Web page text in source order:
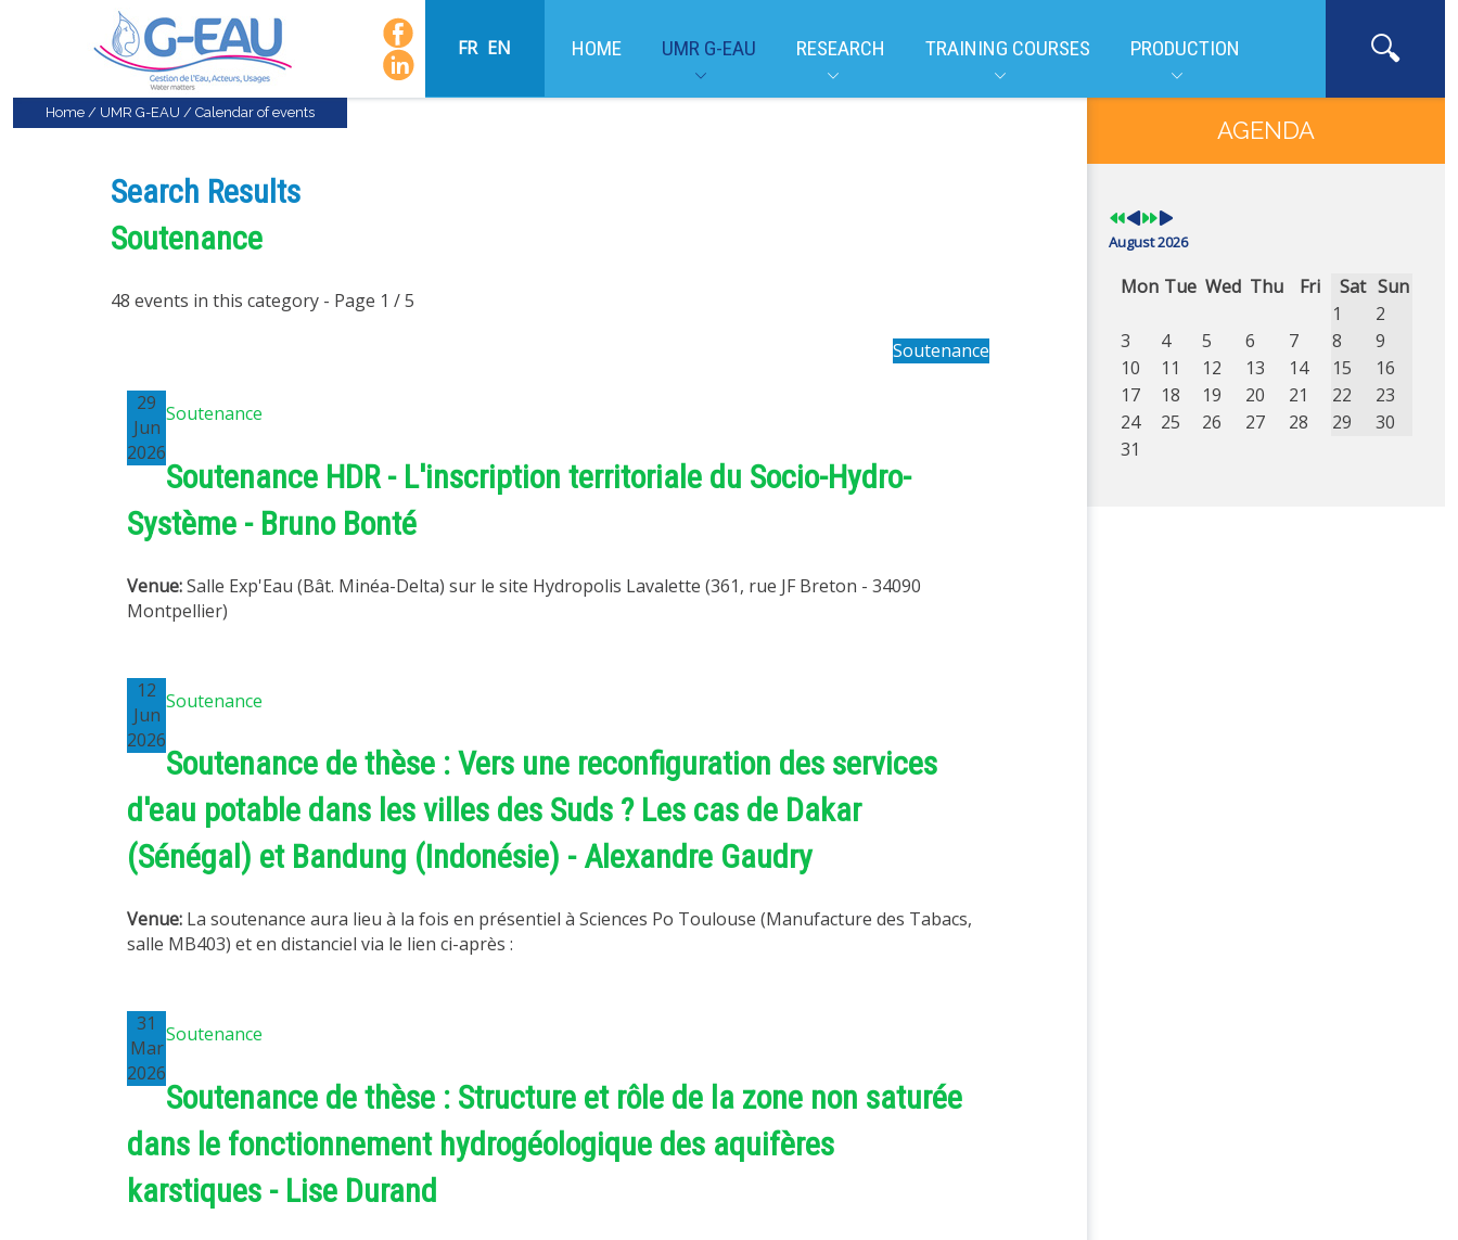
FR EN HOME UMR G-EAU RESEARCH TRAINING COURSES PRODUCTION
Home / UMR G-EAU / Calendar of events
Search Results
Soutenance
48 events in this category - Page 1 / 5
Soutenance
29
Jun
2026
Soutenance
Soutenance HDR - L'inscription territoriale du Socio-Hydro-
Système - Bruno Bonté
Venue:Salle Exp'Eau (Bât. Minéa-Delta) sur le site Hydropolis Lavalette (361, rue JF Breton - 34090
Montpellier)
12
Jun
2026
Soutenance
Soutenance de thèse : Vers une reconfiguration des services
d'eau potable dans les villes des Suds ? Les cas de Dakar
(Sénégal) et Bandung (Indonésie) - Alexandre Gaudry
Venue: La soutenance aura lieu à la fois en présentiel à Sciences Po Toulouse (Manufacture des Tabacs,
salle MB403) et en distanciel via le lien ci-après :
31
Mar
2026
Soutenance
Soutenance de thèse : Structure et rôle de la zone non saturée
dans le fonctionnement hydrogéologique des aquifères
karstiques - Lise Durand
AGENDA
Previous
Previous
NextNext
August 2026
Mon Tue Wed Thu Fri Sat Sun
1
2
3
4 5 6 7 8
9
10
11 12 13 14 15
16
17
18 19 20 21 22
23
24
25 26 27 28 29
30
31